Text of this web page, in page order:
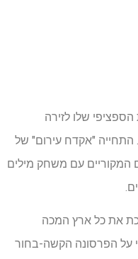
הספציפי שלו לזירה
התחייה "אקדח עירום" של
עם משחק מילים
את כל ארץ המכה
על הפרסונה הקשה-בחור